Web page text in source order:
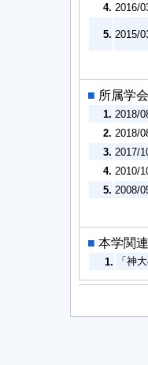
4. 2016/
5. 2015/
■ 所属学会
1. 2018/
2. 2018/
3. 2017/
4. 2010/
5. 2008/
■ 本学関
1. 「神